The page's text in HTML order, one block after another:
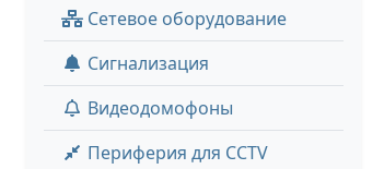
Сетевое оборудование
Сигнализация
Видеодомофоны
Периферия для CCTV